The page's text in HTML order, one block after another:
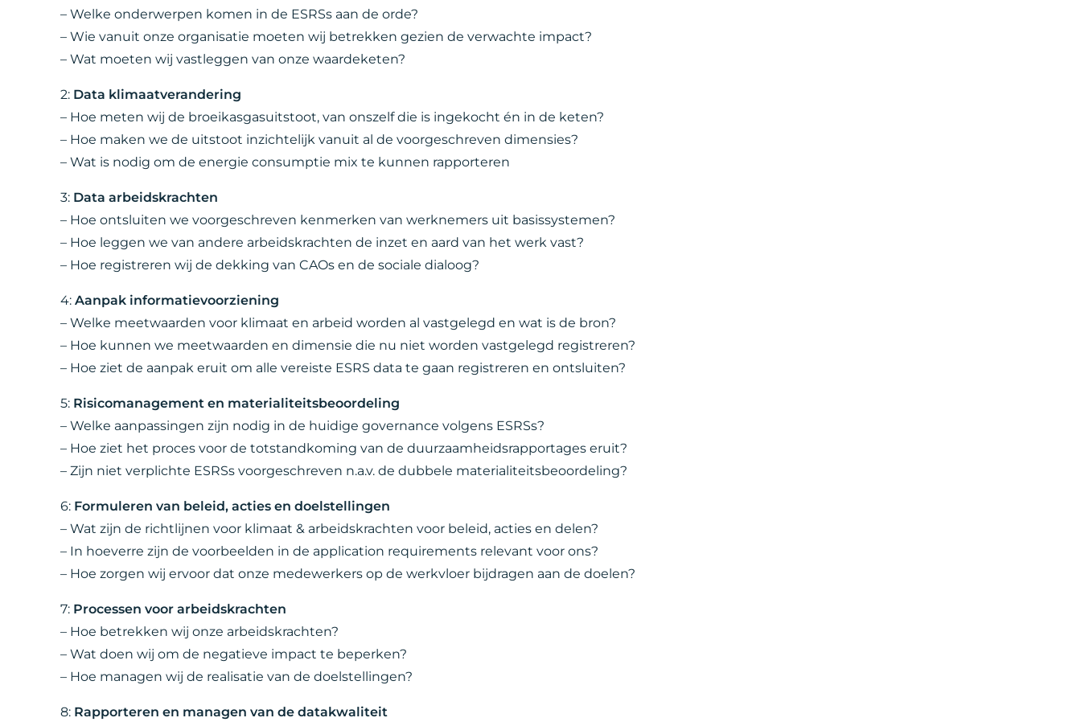
– Welke onderwerpen komen in de ESRSs aan de orde?
– Wie vanuit onze organisatie moeten wij betrekken gezien de verwachte impact?
– Wat moeten wij vastleggen van onze waardeketen?
2: Data klimaatverandering
– Hoe meten wij de broeikasgasuitstoot, van onszelf die is ingekocht én in de keten?
– Hoe maken we de uitstoot inzichtelijk vanuit al de voorgeschreven dimensies?
– Wat is nodig om de energie consumptie mix te kunnen rapporteren
3: Data arbeidskrachten
– Hoe ontsluiten we voorgeschreven kenmerken van werknemers uit basissystemen?
– Hoe leggen we van andere arbeidskrachten de inzet en aard van het werk vast?
– Hoe registreren wij de dekking van CAOs en de sociale dialoog?
4:Aanpak informatievoorziening
– Welke meetwaarden voor klimaat en arbeid worden al vastgelegd en wat is de bron?
– Hoe kunnen we meetwaarden en dimensie die nu niet worden vastgelegd registreren?
– Hoe ziet de aanpak eruit om alle vereiste ESRS data te gaan registreren en ontsluiten?
5: Risicomanagement en materialiteitsbeoordeling
– Welke aanpassingen zijn nodig in de huidige governance volgens ESRSs?
– Hoe ziet het proces voor de totstandkoming van de duurzaamheidsrapportages eruit?
– Zijn niet verplichte ESRSs voorgeschreven n.a.v. de dubbele materialiteitsbeoordeling?
6: Formuleren van beleid, acties en doelstellingen
– Wat zijn de richtlijnen voor klimaat & arbeidskrachten voor beleid, acties en delen?
– In hoeverre zijn de voorbeelden in de application requirements relevant voor ons?
– Hoe zorgen wij ervoor dat onze medewerkers op de werkvloer bijdragen aan de doelen?
7: Processen voor arbeidskrachten
– Hoe betrekken wij onze arbeidskrachten?
– Wat doen wij om de negatieve impact te beperken?
– Hoe managen wij de realisatie van de doelstellingen?
8: Rapporteren en managen van de datakwaliteit